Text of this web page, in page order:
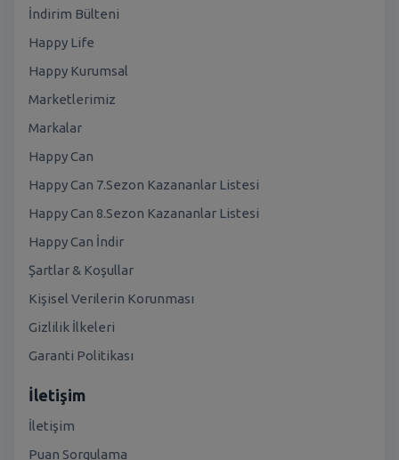
İndirim Bülteni
Happy Life
Happy Kurumsal
Marketlerimiz
Markalar
Happy Can
Happy Can 7.Sezon Kazananlar Listesi
Happy Can 8.Sezon Kazananlar Listesi
Happy Can İndir
Şartlar & Koşullar
Kişisel Verilerin Korunması
Gizlilik İlkeleri
Garanti Politikası
İletişim
İletişim
Puan Sorgulama